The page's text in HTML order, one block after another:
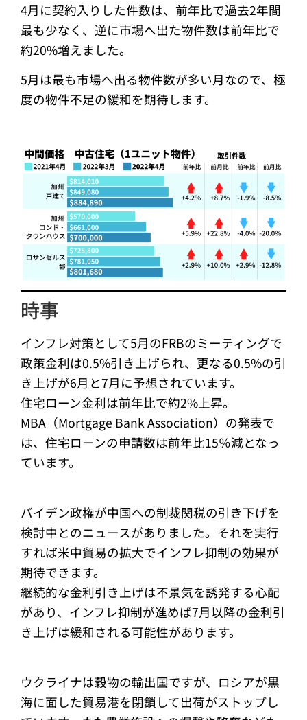
4月に契約入りした件数は、前年比で過去2年間
最も少なく、逆に市場へ出た物件数は前年比で
約20%増えました。
5月は最も市場へ出る物件数が多い月なので、極
度の物件不足の緩和を期待します。
時事
インフレ対策として5月のFRBのミーティングで
政策金利は0.5%引き上げられ、更なる0.5%の引
き上げが6月と7月に予想されています。
住宅ローン金利は前年比で約2%上昇。
MBA（Mortgage Bank Association）の発表で
は、住宅ローンの申請数は前年比15％減となっ
ています。
バイデン政権が中国への制裁関税の引き下げを
検討中とのニュースがありました。それを実行
すれば米中貿易の拡大でインフレ抑制の効果が
期待できます。
継続的な金利引き上げは不景気を誘発する心配
があり、インフレ抑制が進めば7月以降の金利引
き上げは緩和される可能性があります。
ウクライナは穀物の輸出国ですが、ロシアが黒
海に面した貿易港を閉鎖して出荷がストップし